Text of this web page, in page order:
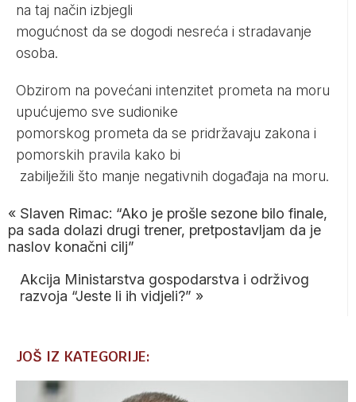
na taj način izbjegli
mogućnost da se dogodi nesreća i stradavanje
osoba.
Obzirom na povećani intenzitet prometa na moru
upućujemo sve sudionike
pomorskog prometa da se pridržavaju zakona i
pomorskih pravila kako bi
zabilježili što manje negativnih događaja na moru.
« Slaven Rimac: “Ako je prošle sezone bilo finale,
pa sada dolazi drugi trener, pretpostavljam da je
naslov konačni cilj”
Akcija Ministarstva gospodarstva i održivog
razvoja “Jeste li ih vidjeli?” »
JOŠ IZ KATEGORIJE: